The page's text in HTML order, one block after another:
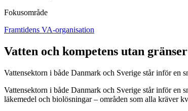
Fokusområde
Framtidens VA-organisation
Vatten och kompetens utan gränser
Vattensektorn i både Danmark och Sverige står inför en
Vattensektorn i både Danmark och Sverige står inför en
läkemedel och biolösningar – områden som alla kräver